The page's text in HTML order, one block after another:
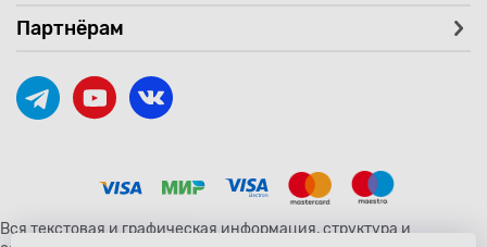
Партнёрам
Вся текстовая и графическая информация, структура и